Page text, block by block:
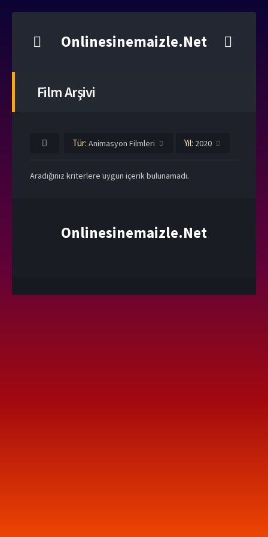
Onlinesinemaizle.Net
Film Arşivi
Tür: Animasyon Filmleri Yıl: 2020
Aradığınız kriterlere uygun içerik bulunamadı.
Onlinesinemaizle.Net